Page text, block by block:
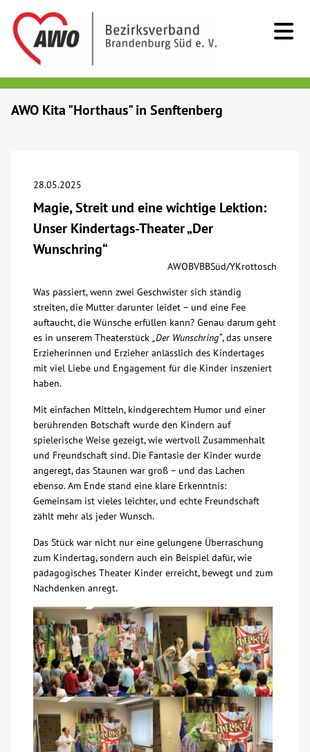
Beratung & Hilfe
Begegnung
Bildung
Über uns
Veranstaltungen
Spenden
Mitmachen
Karriere
Glossar
Suche
Kontakt
AWO BB Süd
AWO Kita "Horthaus" in Senftenberg
28.05.2025
Magie, Streit und eine wichtige Lektion:
Unser Kindertags-Theater „Der
Wunschring“
AWOBVBBSüd/YKrottosch
Was passiert, wenn zwei Geschwister sich ständig
streiten, die Mutter darunter leidet – und eine Fee
auftaucht, die Wünsche erfüllen kann? Genau darum geht
es in unserem Theaterstück „Der Wunschring“, das unsere
Erzieherinnen und Erzieher anlässlich des Kindertages
mit viel Liebe und Engagement für die Kinder inszeniert
haben.
Mit einfachen Mitteln, kindgerechtem Humor und einer
berührenden Botschaft wurde den Kindern auf
spielerische Weise gezeigt, wie wertvoll Zusammenhalt
und Freundschaft sind. Die Fantasie der Kinder wurde
angeregt, das Staunen war groß – und das Lachen
ebenso. Am Ende stand eine klare Erkenntnis:
Gemeinsam ist vieles leichter, und echte Freundschaft
zählt mehr als jeder Wunsch.
Das Stück war nicht nur eine gelungene Überraschung
zum Kindertag, sondern auch ein Beispiel dafür, wie
pädagogisches Theater Kinder erreicht, bewegt und zum
Nachdenken anregt.